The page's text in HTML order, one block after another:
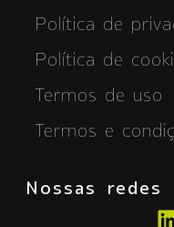
Política de
Política de
Termos de uso
Termos e
Nossas redes